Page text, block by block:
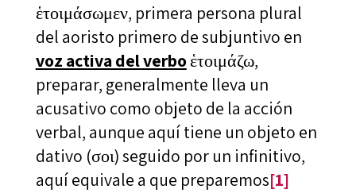
ἑτοιμάσωμεν, primera persona plural
del aoristo primero de subjuntivo en
voz activa del verboἑτοιμάζω,
preparar, generalmente lleva un
acusativo como objeto de la acción
verbal, aunque aquí tiene un objeto en
dativo (σοι) seguido por un infinitivo,
aquí equivale a que preparemos[1]